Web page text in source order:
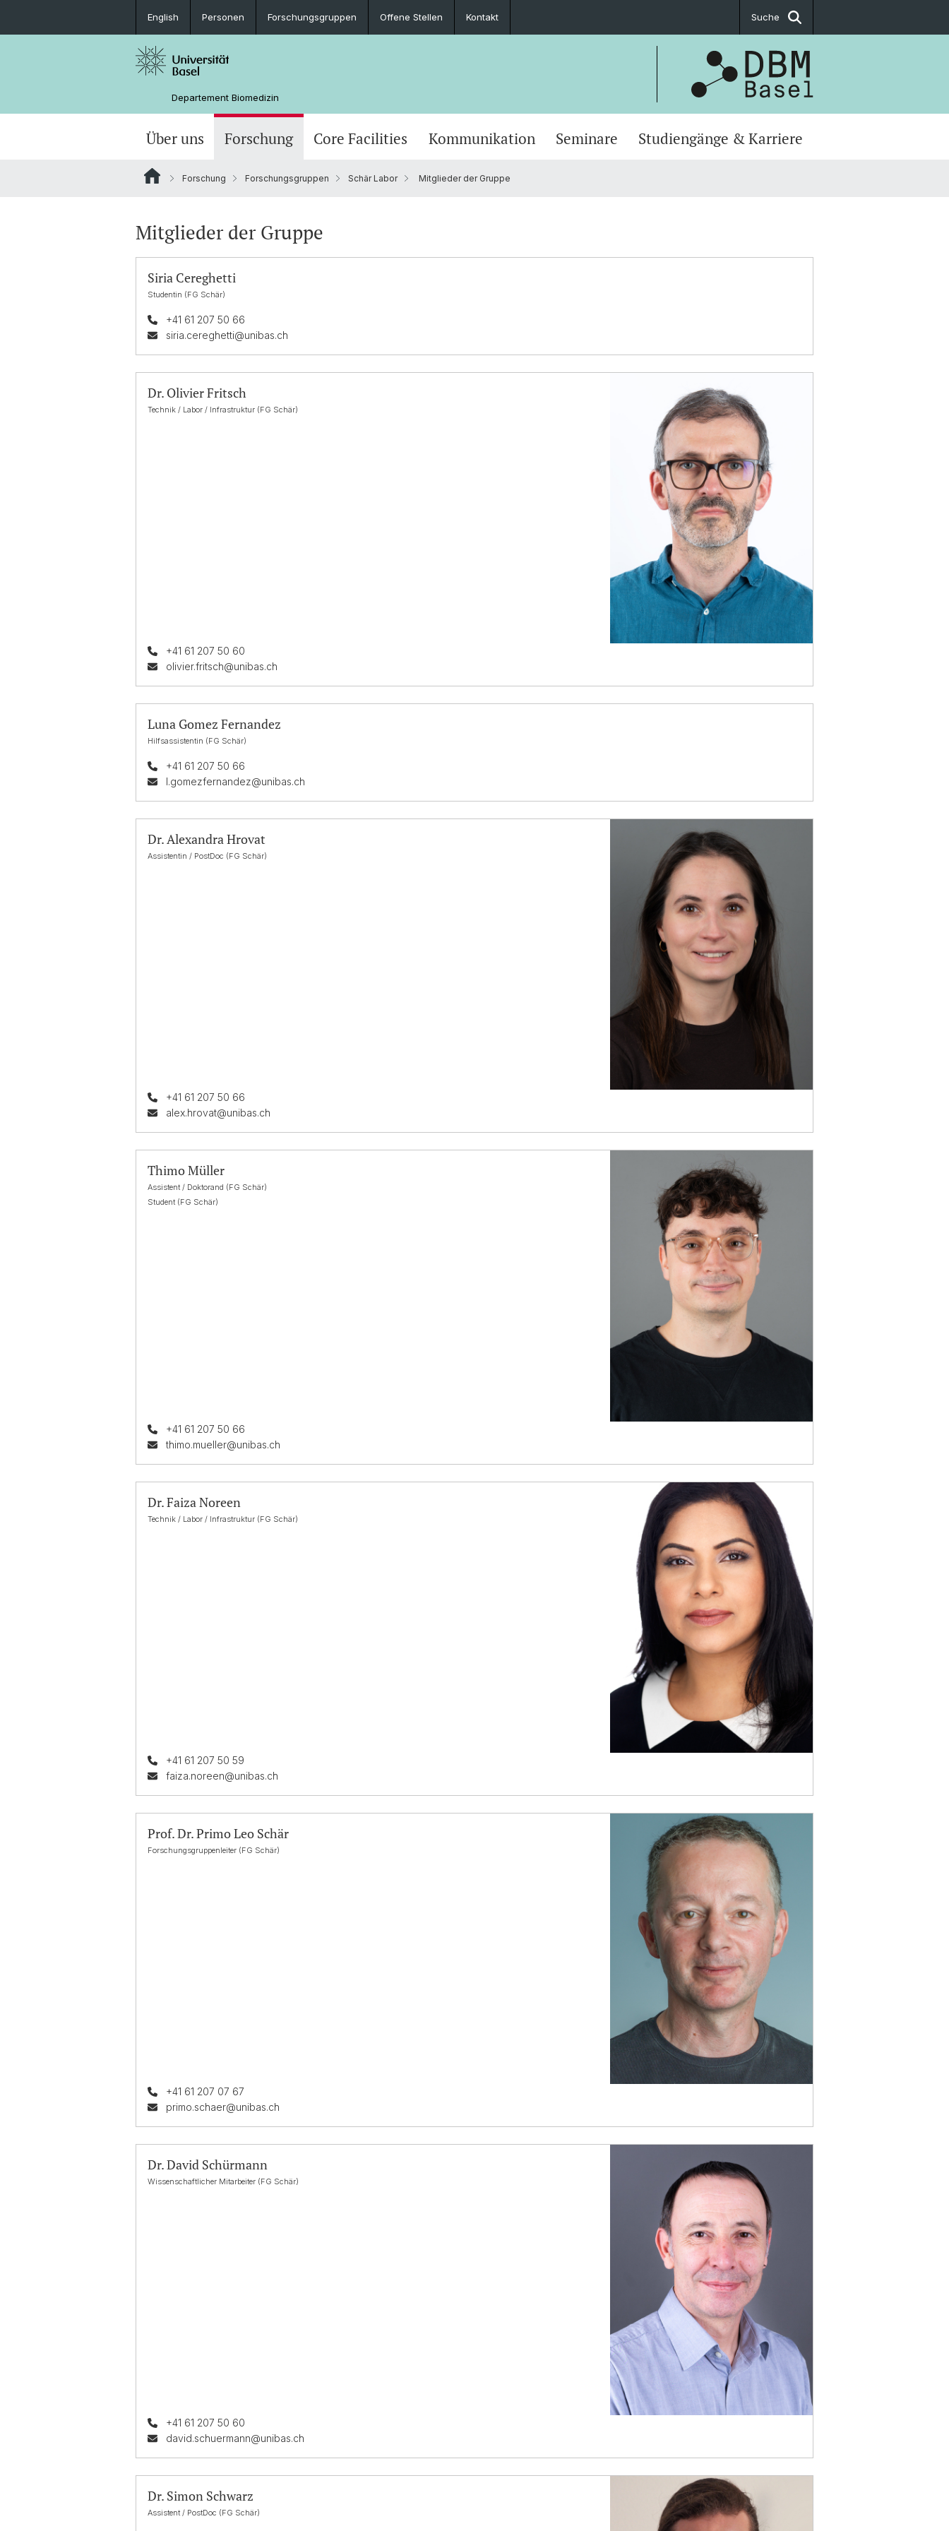
English Personen Forschungsgruppen Offene Stellen Kontakt Suche
Departement Biomedizin
Über uns Forschung Core Facilities Kommunikation Seminare Studiengänge & Karriere
Forschung Forschungsgruppen Schär Labor Mitglieder der Gruppe
Mitglieder der Gruppe
Siria Cereghetti
Studentin (FG Schär)
+41 61 207 50 66
siria.cereghetti@unibas.ch
Dr. Olivier Fritsch
Technik / Labor / Infrastruktur (FG Schär)
+41 61 207 50 60
olivier.fritsch@unibas.ch
Luna Gomez Fernandez
Hilfsassistentin (FG Schär)
+41 61 207 50 66
l.gomezfernandez@unibas.ch
Dr. Alexandra Hrovat
Assistentin / PostDoc (FG Schär)
+41 61 207 50 66
alex.hrovat@unibas.ch
Thimo Müller
Assistent / Doktorand (FG Schär)
Student (FG Schär)
+41 61 207 50 66
thimo.mueller@unibas.ch
Dr. Faiza Noreen
Technik / Labor / Infrastruktur (FG Schär)
+41 61 207 50 59
faiza.noreen@unibas.ch
Prof. Dr. Primo Leo Schär
Forschungsgruppenleiter (FG Schär)
+41 61 207 07 67
primo.schaer@unibas.ch
Dr. David Schürmann
Wissenschaftlicher Mitarbeiter (FG Schär)
+41 61 207 50 60
david.schuermann@unibas.ch
Dr. Simon Schwarz
Assistent / PostDoc (FG Schär)